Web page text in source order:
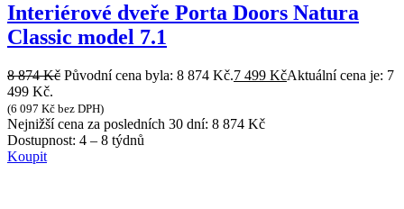
Interiérové dveře Porta Doors Natura
Classic model 7.1
8 874Kč Původní cena byla: 8 874 Kč.7 499 KčAktuální cena je: 7
499 Kč.
(6 097 Kč bez DPH)
Nejnižší cena za posledních 30 dní: 8 874 Kč
Dostupnost: 4 – 8 týdnů
Koupit